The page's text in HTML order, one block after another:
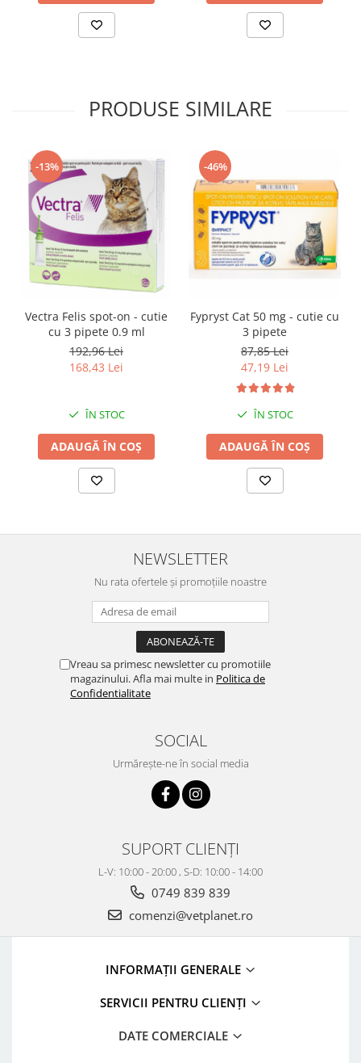
PRODUSE SIMILARE
-13%
Vectra Felis spot-on - cutie
cu 3 pipete 0.9 ml
192,96 Lei
168,43 Lei
ÎN STOC
ADAUGĂ ÎN COȘ
-46%
Fypryst Cat 50 mg - cutie cu
3 pipete
87,85 Lei
47,19 Lei
ÎN STOC
ADAUGĂ ÎN COȘ
NEWSLETTER
Nu rata ofertele și promoțiile noastre
Vreau sa primesc newsletter cu promotiile
magazinului. Afla mai multe in Politica de
Confidentialitate
SOCIAL
Urmărește-ne în social media
SUPORT CLIENȚI
L-V: 10:00 - 20:00 , S-D: 10:00 - 14:00
0749 839 839
comenzi@vetplanet.ro
INFORMAȚII GENERALE
SERVICII PENTRU CLIENȚI
DATE COMERCIALE